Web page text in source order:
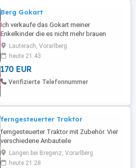
Berg Gokart
Ich verkaufe das Gokart meiner
Enkelkinder die es nicht mehr brauen
...stand nur bei Oma und Opa....
Lauterach, Vorarlberg
heute 21:43
170 EUR
Verifizierte Telefonnummer
ferngesteuerter Traktor
ferngesteuerter Traktor mit Zubehör. Vier
verschiedene Anbauteile
Langen bei Bregenz, Vorarlberg
heute 21:28